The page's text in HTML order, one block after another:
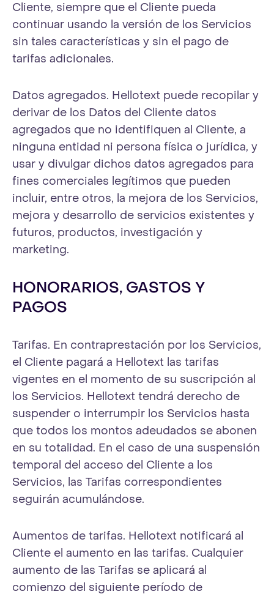
Cliente, siempre que el Cliente pueda
continuar usando la versión de los Servicios
sin tales características y sin el pago de
tarifas adicionales.
Datos agregados. Hellotext puede recopilar y
derivar de los Datos del Cliente datos
agregados que no identifiquen al Cliente, a
ninguna entidad ni persona física o jurídica, y
usar y divulgar dichos datos agregados para
fines comerciales legítimos que pueden
incluir, entre otros, la mejora de los Servicios,
mejora y desarrollo de servicios existentes y
futuros, productos, investigación y
marketing.
HONORARIOS, GASTOS Y
PAGOS
Tarifas. En contraprestación por los Servicios,
el Cliente pagará a Hellotext las tarifas
vigentes en el momento de su suscripción al
los Servicios. Hellotext tendrá derecho de
suspender o interrumpir los Servicios hasta
que todos los montos adeudados se abonen
en su totalidad. En el caso de una suspensión
temporal del acceso del Cliente a los
Servicios, las Tarifas correspondientes
seguirán acumulándose.
Aumentos de tarifas. Hellotext notificará al
Cliente el aumento en las tarifas. Cualquier
aumento de las Tarifas se aplicará al
comienzo del siguiente período de